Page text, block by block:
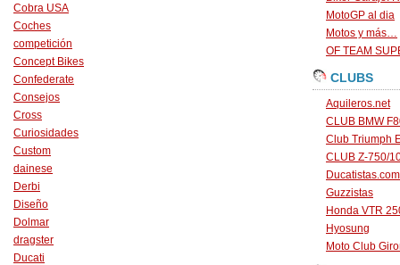
Cobra USA
Coches
competición
Concept Bikes
Confederate
Consejos
Cross
Curiosidades
Custom
dainese
Derbi
Diseño
Dolmar
dragster
Ducati
MotoGP al dia
Motos y más…
OF TEAM
CLUBS
Aquileros.net
CLUB BMW
Club Triumph
CLUB Z-750/
Ducatistas.com
Guzzistas
Honda VTR
Hyosung
Moto Club